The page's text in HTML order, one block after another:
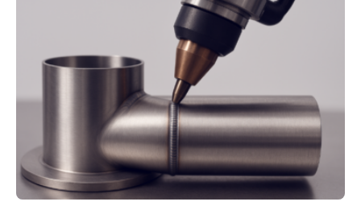
der Benutzer vorgeben und erhält so mehr Kontrolle
über die Positionierung der Bauteile. Die ebenfalls neue
Automatisierungsschnittstelle dient dazu, die Software
besser in spezifische Unternehmensprozesse
einzubinden. Sankt Augustin – Zur Messe FACHPACK
vom 23. bis 25. September in Nürnberg…